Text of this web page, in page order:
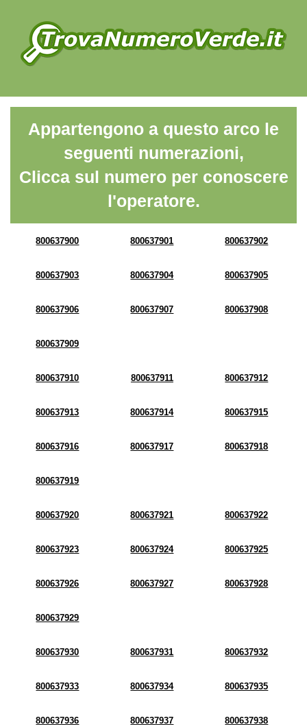
Appartengono a questo arco le
seguenti numerazioni,
Clicca sul numero per conoscere
l'operatore.
800637900 800637901 800637902
800637903 800637904 800637905
800637906 800637907 800637908
800637909
800637910 800637911 800637912
800637913 800637914 800637915
800637916 800637917 800637918
800637919
800637920 800637921 800637922
800637923 800637924 800637925
800637926 800637927 800637928
800637929
800637930 800637931 800637932
800637933 800637934 800637935
800637936 800637937 800637938